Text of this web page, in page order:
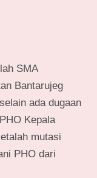
SMA
Bantarujeg
ada dugaan
Kepala
mutasi
PHO dari